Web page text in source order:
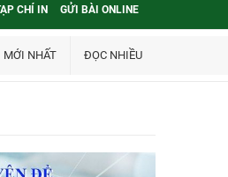
CHÍ IN GỬI BÀI ONLINE
MỚI NHẤT ĐỌC NHIỀU